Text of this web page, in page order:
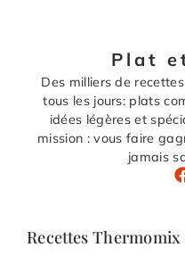
Plat
Des milliers de
tous les jours: plats
idées légères et
mission : vous faire
jamais
Recettes Thermomix